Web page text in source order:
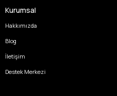
Kurumsal
Hakkımızda
Blog
İletişim
Destek Merkezi